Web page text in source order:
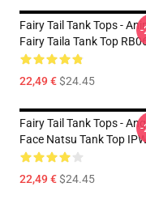
Fairy Tail Tank Tops -
Fairy Taila Tank Top
22,49 €$24.45
-
Fairy Tail Tank Tops -
Face Natsu Tank Top IPW
22,49 €$24.45
-